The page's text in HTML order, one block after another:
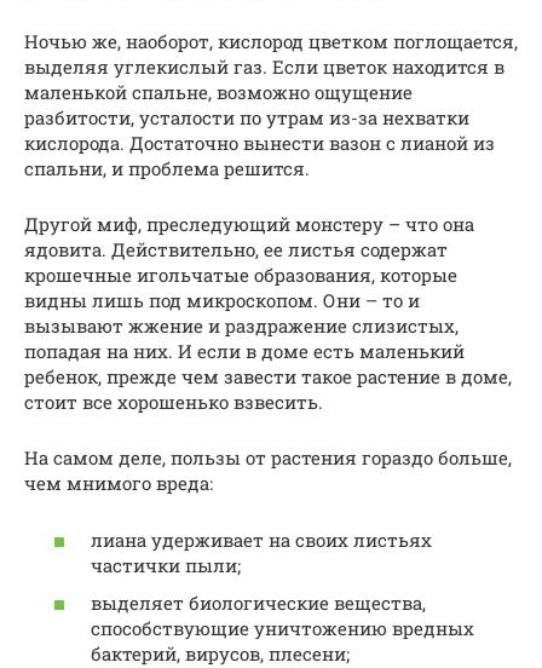
Ночью же, наоборот, кислород цветком поглощается,
выделяя углекислый газ. Если цветок находится в
маленькой спальне, возможно ощущение
разбитости, усталости по утрам из-за нехватки
кислорода. Достаточно вынести вазон с лианой из
спальни, и проблема решится.
Другой миф, преследующий монстеру – что она
ядовита. Действительно, ее листья содержат
крошечные игольчатые образования, которые
видны лишь под микроскопом. Они – то и
вызывают жжение и раздражение слизистых,
попадая на них. И если в доме есть маленький
ребенок, прежде чем завести такое растение в доме,
стоит все хорошенько взвесить.
На самом деле, пользы от растения гораздо больше,
чем мнимого вреда:
лиана удерживает на своих листьях
частички пыли;
выделяет биологические вещества,
способствующие уничтожению вредных
бактерий, вирусов, плесени;